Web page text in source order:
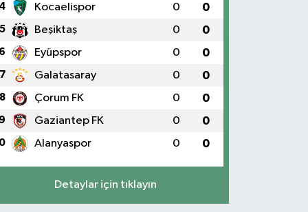
Kocaelispor 0 0
5 Beşiktaş 0 0
Eyüpspor 0 0
7 Galatasaray 0 0
8 Çorum FK 0 0
Gaziantep FK 0 0
Alanyaspor 0 0
Detaylar için tıklayın